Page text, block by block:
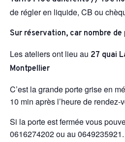
de régler en liquide, CB ou
Sur réservation, car nombre
Les ateliers ont lieu au 27 quai
Montpellier
C’est la grande porte grise en
10 min après l’heure de rendez-
Si la porte est fermée vous
0616274202 ou au 0649235921.